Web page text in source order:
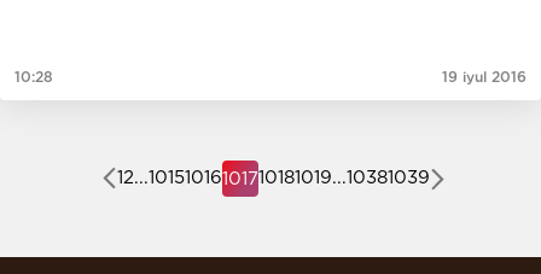
10:28 19 iyul 2016
12...10151016101710181019...10381039